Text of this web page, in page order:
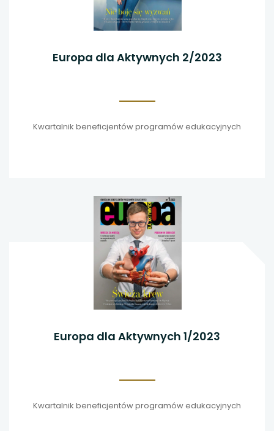
Europa dla Aktywnych 2/2023
Kwartalnik beneficjentów programów edukacyjnych
Europa dla Aktywnych 1/2023
Kwartalnik beneficjentów programów edukacyjnych